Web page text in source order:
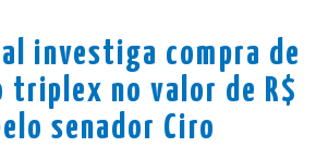
investiga compra de
triplex no valor de R$
senador Ciro